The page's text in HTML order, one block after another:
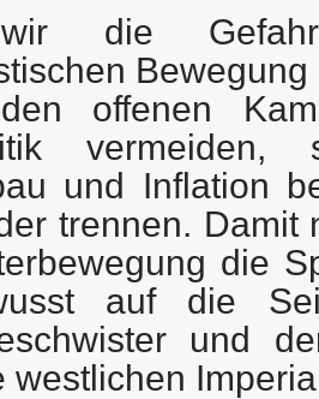
die
offenen
und Inflation
trennen. Damit
die
auf die
und
westlichen